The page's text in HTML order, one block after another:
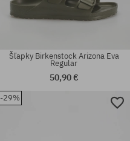
Dostupné veľkosti:
Šľapky Birkenstock Arizona Eva
Regular
50,90 €
-29%